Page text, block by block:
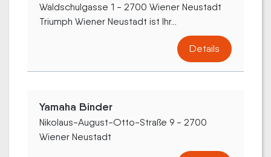
Waldschulgasse 1 - 2700 Wiener Neustadt
Triumph Wiener Neustadt ist Ihr...
Details
Yamaha Binder
Nikolaus-August-Otto-Straße 9 - 2700
Wiener Neustadt